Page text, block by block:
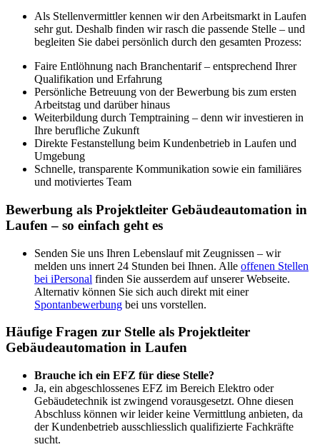
Als Stellenvermittler kennen wir den Arbeitsmarkt in Laufen
sehr gut. Deshalb finden wir rasch die passende Stelle – und
begleiten Sie dabei persönlich durch den gesamten Prozess:
Faire Entlöhnung nach Branchentarif – entsprechend Ihrer
Qualifikation und Erfahrung
Persönliche Betreuung von der Bewerbung bis zum ersten
Arbeitstag und darüber hinaus
Weiterbildung durch Temptraining – denn wir investieren in
Ihre berufliche Zukunft
Direkte Festanstellung beim Kundenbetrieb in Laufen und
Umgebung
Schnelle, transparente Kommunikation sowie ein familiäres
und motiviertes Team
Bewerbung als Projektleiter Gebäudeautomation in
Laufen – so einfach geht es
Senden Sie uns Ihren Lebenslauf mit Zeugnissen – wir
melden uns innert 24 Stunden bei Ihnen. Alle offenen Stellen
bei iPersonal finden Sie ausserdem auf unserer Webseite.
Alternativ können Sie sich auch direkt mit einer
Spontanbewerbung bei uns vorstellen.
Häufige Fragen zur Stelle als Projektleiter
Gebäudeautomation in Laufen
Brauche ich ein EFZ für diese Stelle?
Ja, ein abgeschlossenes EFZ im Bereich Elektro oder
Gebäudetechnik ist zwingend vorausgesetzt. Ohne diesen
Abschluss können wir leider keine Vermittlung anbieten, da
der Kundenbetrieb ausschliesslich qualifizierte Fachkräfte
sucht.